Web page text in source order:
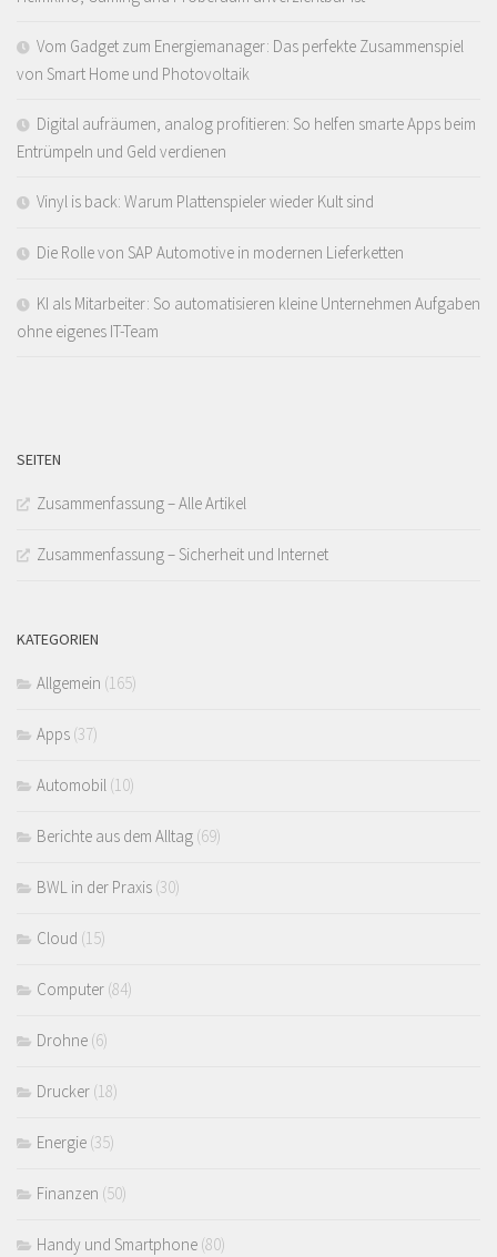
Vom Gadget zum Energiemanager: Das perfekte Zusammenspiel
von Smart Home und Photovoltaik
Digital aufräumen, analog profitieren: So helfen smarte Apps beim
Entrümpeln und Geld verdienen
Vinyl is back: Warum Plattenspieler wieder Kult sind
Die Rolle von SAP Automotive in modernen Lieferketten
KI als Mitarbeiter: So automatisieren kleine Unternehmen Aufgaben
ohne eigenes IT-Team
SEITEN
Zusammenfassung – Alle Artikel
Zusammenfassung – Sicherheit und Internet
KATEGORIEN
Allgemein (165)
Apps (37)
Automobil (10)
Berichte aus dem Alltag (69)
BWL in der Praxis (30)
Cloud (15)
Computer (84)
Drohne (6)
Drucker (18)
Energie (35)
Finanzen (50)
Handy und Smartphone (80)